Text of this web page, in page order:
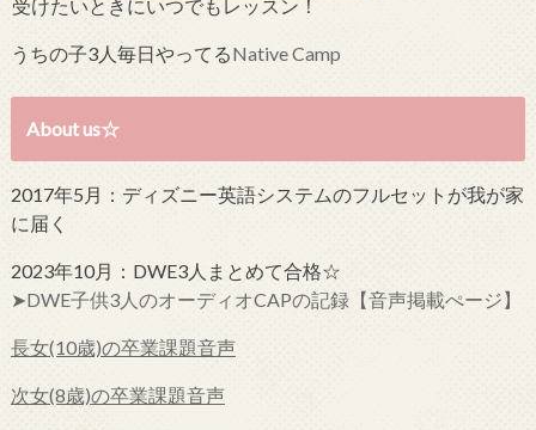
受けたいときにいつでもレッスン！
うちの子3人毎日やってるNative Camp
About us☆
2017年5月：ディズニー英語システムのフルセットが我が家
に届く
2023年10月：DWE3人まとめて合格☆
➤DWE子供3人のオーディオCAPの記録【音声掲載ぺージ】
長女(10歳)の卒業課題音声
次女(8歳)の卒業課題音声